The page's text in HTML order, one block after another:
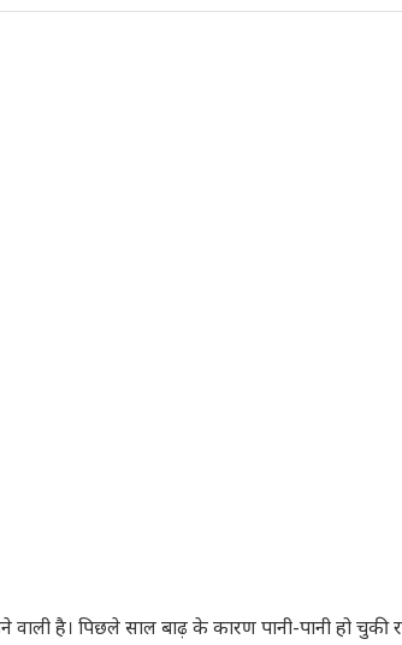
है। पिछले साल बाढ़ के कारण पानी-पानी हो चुकी